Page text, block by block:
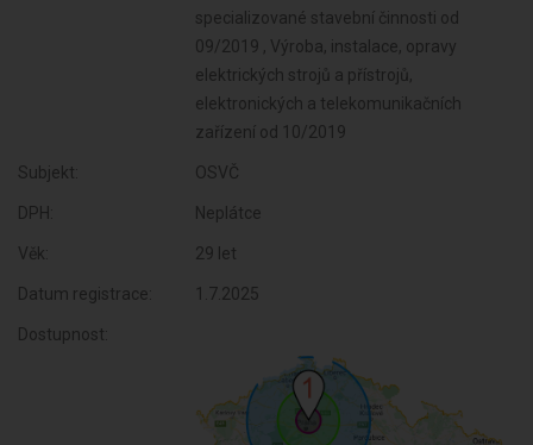
specializované stavební činnosti od
09/2019 , Výroba, instalace, opravy
elektrických strojů a přístrojů,
elektronických a telekomunikačních
zařízení od 10/2019
Subjekt: OSVČ
DPH: Neplátce
Věk: 29 let
Datum registrace: 1.7.2025
Dostupnost: